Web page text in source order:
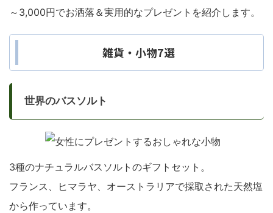
～3,000円でお洒落＆実用的なプレゼントを紹介します。
雑貨・小物7選
世界のバスソルト
3種のナチュラルバスソルトのギフトセット。
フランス、ヒマラヤ、オーストラリアで採取された天然塩
から作っています。